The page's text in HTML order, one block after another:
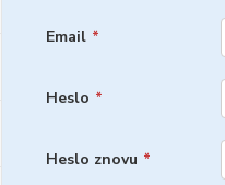
Email *
Heslo *
Heslo znovu *